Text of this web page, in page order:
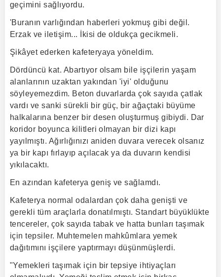
geçimini sağlıyordu.
'Buranın varlığından haberleri yokmuş gibi değil.
Erzak ve iletişim... İkisi de oldukça gecikmeli.
Şikâyet ederken kafeteryaya yöneldim.
Dördüncü kat. Abartıyor olsam bile işçilerin yaşam
alanlarının uzaktan yakından 'iyi' olduğunu
söyleyemezdim. Beton duvarlarda çok sayıda çatlak
vardı ve sanki sürekli bir güç, bir ağaçtaki büyüme
halkalarına benzer bir desen oluşturmuş gibiydi. Dar
koridor boyunca kilitleri olmayan bir dizi kapı
yayılmıştı. Ağırlığınızı aniden duvara verecek olsanız
ya bir kapı fırlayıp açılacak ya da duvarın kendisi
yıkılacaktı.
En azından kafeterya geniş ve sağlamdı.
Kafeterya normal odalardan çok daha genişti ve
gerekli tüm araçlarla donatılmıştı. Standart büyüklükte
tencereler, çok sayıda tabak ve hatta bunları taşımak
için tepsiler. Muhtemelen mahkûmlara yemek
dağıtımını işçilere yaptırmayı düşünmüşlerdi.
"Yemekleri taşımak için bir tepsiye ihtiyaçları